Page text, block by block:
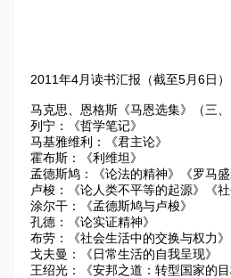
2011年4月读书汇报（截至5月6日）
马克思、恩格斯《马恩选集》（三
列宁：《哲学笔记》
马基雅维利：《君主论》
霍布斯：《利维坦》
孟德斯鸠：《论法的精神》《罗马
卢梭：《论人类不平等的起源》《
涂尔干：《孟德斯鸠与卢梭》
孔德：《论实证精神》
布劳：《社会生活中的交换与权力》
戈夫曼：《日常生活的自我呈现》
王绍光：《安邦之道：转型国家的